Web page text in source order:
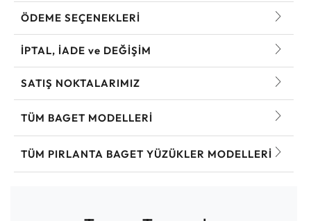
ÖDEME SEÇENEKLERİ
İPTAL, İADE ve DEĞİŞİM
SATIŞ NOKTALARIMIZ
TÜM BAGET MODELLERI
TÜM PIRLANTA BAGET YÜZÜKLER MODELLERI